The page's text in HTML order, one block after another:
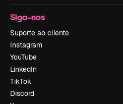
Siga-nos
Suporte ao cliente
Instagram
YouTube
LinkedIn
TikTok
Discord